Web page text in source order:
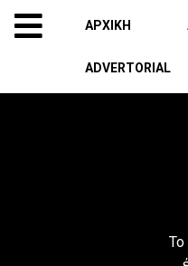
ΑΡΧΙΚΗ
ADVERTORIAL
Το